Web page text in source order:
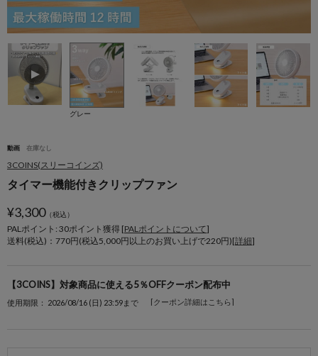
グレー
動画 在庫なし
3COINS(スリーコインズ)
タイマー機能付きクリップファン
¥3,300（税込）
PALポイント: 30ポイント獲得 [PALポイントについて]
送料(税込)：770円(税込5,000円以上のお買い上げで220円)[詳細]
【3COINS】対象商品に使える5％OFFクーポン配布中
使用期限： 2026/08/16 (日) 23:59まで [クーポン詳細はこちら]